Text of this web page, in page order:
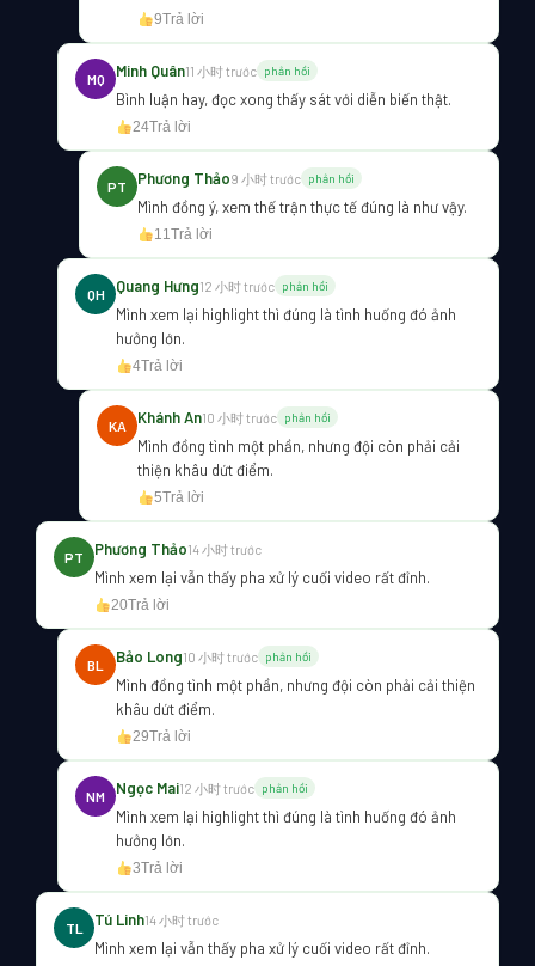
9Trả lời
MQ Minh Quân11 小时 trước phản hồi
Bình luận hay, đọc xong thấy sát với diễn biến thật.
24Trả lời
PT Phương Thảo9 小时 trước phản hồi
Mình đồng ý, xem thế trận thực tế đúng là như vậy.
11Trả lời
QH Quang Hưng12 小时 trước phản hồi
Mình xem lại highlight thì đúng là tình huống đó ảnh
hưởng lớn.
4Trả lời
KA Khánh An10 小时 trước phản hồi
Mình đồng tình một phần, nhưng đội còn phải cải
thiện khâu dứt điểm.
5Trả lời
PT Phương Thảo14 小时 trước
Mình xem lại vẫn thấy pha xử lý cuối video rất đỉnh.
20Trả lời
BL Bảo Long10 小时 trước phản hồi
Mình đồng tình một phần, nhưng đội còn phải cải thiện
khâu dứt điểm.
29Trả lời
NM Ngọc Mai12 小时 trước phản hồi
Mình xem lại highlight thì đúng là tình huống đó ảnh
hưởng lớn.
3Trả lời
TL Tú Linh14 小时 trước
Mình xem lại vẫn thấy pha xử lý cuối video rất đỉnh.